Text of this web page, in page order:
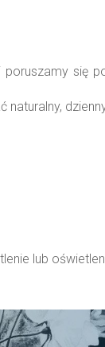
się
naturalny,
lub